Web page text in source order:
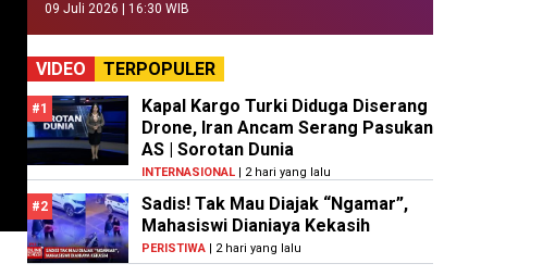
09 Juli 2026 | 16:30 WIB
VIDEO TERPOPULER
#1
Kapal Kargo Turki Diduga Diserang
Drone, Iran Ancam Serang Pasukan
AS | Sorotan Dunia
INTERNASIONAL| 2 hari yang lalu
#2
Sadis! Tak Mau Diajak “Ngamar”,
Mahasiswi Dianiaya Kekasih
PERISTIWA| 2 hari yang lalu